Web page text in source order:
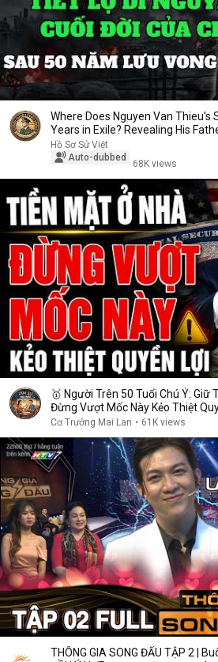
Where Does Nguyen Van Thieu's
Years in Exile? Revealing His
Hồ Sơ Sử Việt
Auto-dubbed
68K views
🥇 Người Trên 50 Tuổi Chú Ý: Giữ
Đừng Vượt Mốc Này Kẻo Thiệt
Cơ Trưởng Mai Lan • 61K views
THÔNG GIA SONG ĐẤU TẬP 2 |